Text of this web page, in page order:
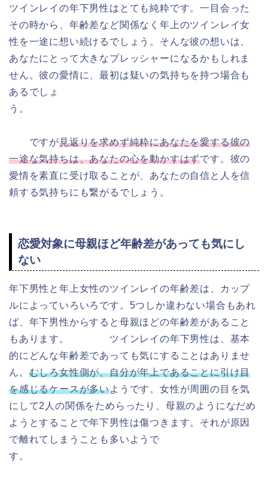
ツインレイの年下男性はとても純粋です。一目会った
その時から、年齢差など関係なく年上のツインレイ女
性を一途に想い続けるでしょう。そんな彼の想いは、
あなたにとって大きなプレッシャーになるかもしれま
せん。彼の愛情に、最初は疑いの気持ちを持つ場合も
あるでしょ
う。
ですが見返りを求めず純粋にあなたを愛する彼の
一途な気持ちは、あなたの心を動かすはずです。彼の
愛情を素直に受け取ることが、あなたの自信と人を信
頼する気持ちにも繋がるでしょう。
恋愛対象に母親ほど年齢差があっても気にし
ない
年下男性と年上女性のツインレイの年齢差は、
カップ
ルによっていろいろです。5つしか違わない場合もあれ
ば、年下男性からすると母親ほどの年齢差があること
もあります。 ツインレイの年下男性は、基本
的にどんな年齢差であっても気にすることはありませ
ん。 むしろ女性側が、自分が年上であることに引け目
を感じるケースが多いようです。女性が周囲の目を気
にして2人の関係をためらったり、母親のようになだめ
ようとすることで年下男性は傷つきます。それが原因
で離れてしまうことも多いようで
す。